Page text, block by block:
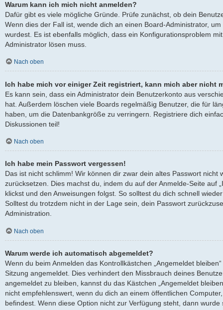
Warum kann ich mich nicht anmelden?
Dafür gibt es viele mögliche Gründe. Prüfe zunächst, ob dein
Wenn dies der Fall ist, wende dich an einen Board-Administrator,
wurdest. Es ist ebenfalls möglich, dass ein Konfigurationsproblem
Administrator lösen muss.
Nach oben
Ich habe mich vor einiger Zeit registriert, kann mich aber nicht
Es kann sein, dass ein Administrator dein Benutzerkonto aus
hat. Außerdem löschen viele Boards regelmäßig Benutzer, die für
haben, um die Datenbankgröße zu verringern. Registriere dich
Diskussionen teil!
Nach oben
Ich habe mein Passwort vergessen!
Das ist nicht schlimm! Wir können dir zwar dein altes Passwort nicht
zurücksetzen. Dies machst du, indem du auf der Anmelde-Seite auf
klickst und den Anweisungen folgst. So solltest du dich schnell
Solltest du trotzdem nicht in der Lage sein, dein Passwort
Administration.
Nach oben
Warum werde ich automatisch abgemeldet?
Wenn du beim Anmelden das Kontrollkästchen „Angemeldet
Sitzung angemeldet. Dies verhindert den Missbrauch deines
angemeldet zu bleiben, kannst du das Kästchen „Angemeldet
nicht empfehlenswert, wenn du dich an einem öffentlichen
befindest. Wenn diese Option nicht zur Verfügung steht, dann